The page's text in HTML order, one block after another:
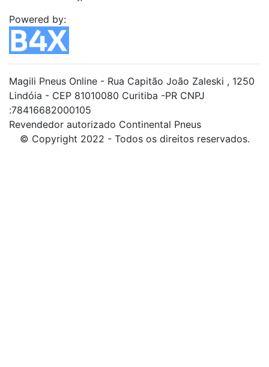
Powered by:
Magili Pneus Online - Rua Capitão João Zaleski , 1250
Lindóia - CEP 81010080 Curitiba -PR CNPJ
:78416682000105
Revendedor autorizado Continental Pneus
© Copyright 2022 - Todos os direitos reservados.